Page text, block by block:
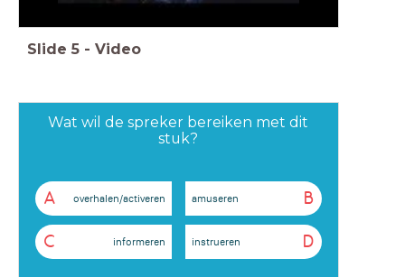
Slide 5 - Video
Wat wil de spreker bereiken met dit
stuk?
A overhalen/activeren B
amuseren
C informeren D
instrueren